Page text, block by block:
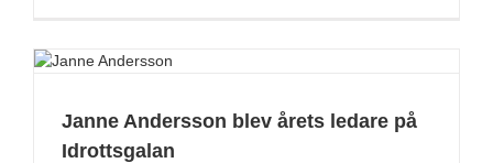
Janne Andersson blev årets ledare på
Idrottsgalan